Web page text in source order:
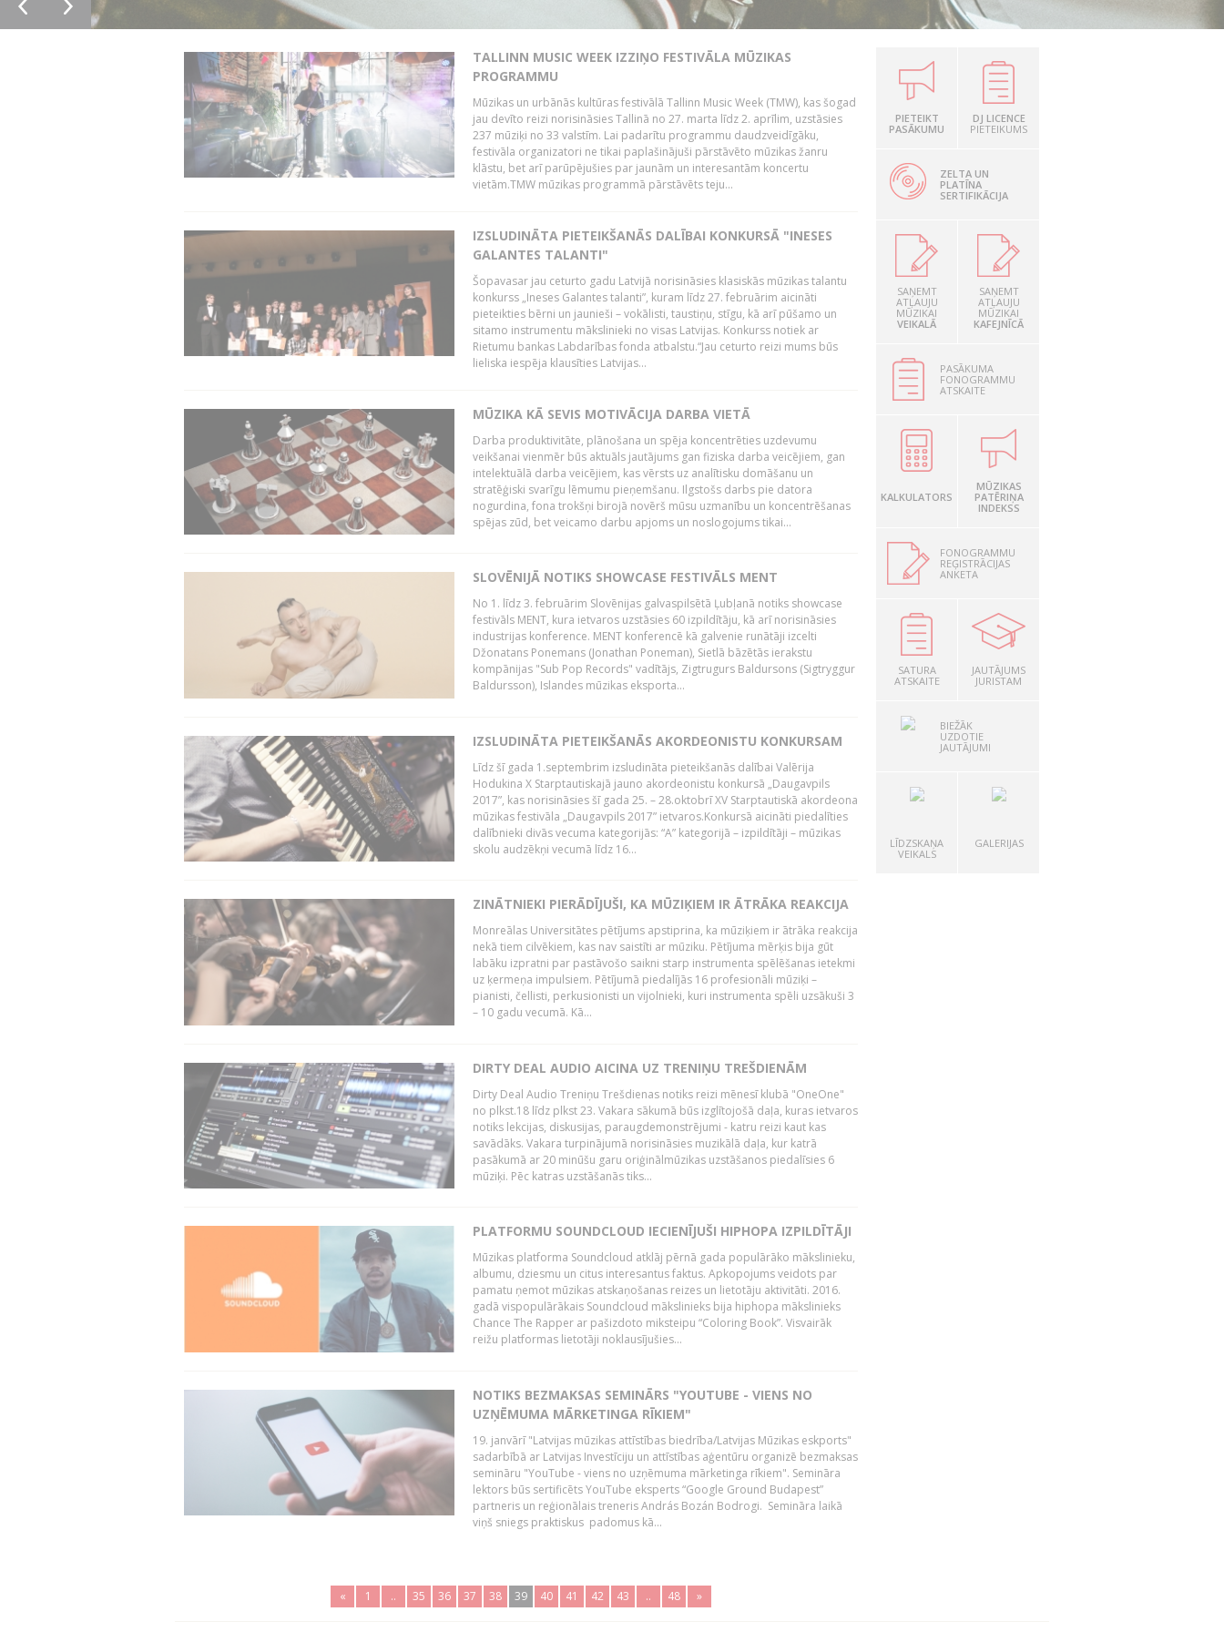
TALLINN MUSIC WEEK IZZIŅO FESTIVĀLA MŪZIKAS
PROGRAMMU
Mūzikas un urbānās kultūras festivālā Tallinn Music Week (TMW), kas šogad
jau devīto reizi norisināsies Tallinā no 27. marta līdz 2. aprīlim, uzstāsies
237 mūziķi no 33 valstīm. Lai padarītu programmu daudzveidīgāku,
festivāla organizatori ne tikai paplašinājuši pārstāvēto mūzikas žanru
klāstu, bet arī parūpējušies par jaunām un interesantām koncertu
vietām.TMW mūzikas programmā pārstāvēts teju...
IZSLUDINĀTA PIETEIKŠANĀS DALĪBAI KONKURSĀ "INESES
GALANTES TALANTI"
Šopavasar jau ceturto gadu Latvijā norisināsies klasiskās mūzikas talantu
konkurss „Ineses Galantes talanti”, kuram līdz 27. februārim aicināti
pieteikties bērni un jaunieši – vokālisti, taustiņu, stīgu, kā arī pūšamo un
sitamo instrumentu mākslinieki no visas Latvijas. Konkurss notiek ar
Rietumu bankas Labdarības fonda atbalstu.“Jau ceturto reizi mums būs
lieliska iespēja klausīties Latvijas...
MŪZIKA KĀ SEVIS MOTIVĀCIJA DARBA VIETĀ
Darba produktivitāte, plānošana un spēja koncentrēties uzdevumu
veikšanai vienmēr būs aktuāls jautājums gan fiziska darba veicējiem, gan
intelektuālā darba veicējiem, kas vērsts uz analītisku domāšanu un
stratēģiski svarīgu lēmumu pieņemšanu. Ilgstošs darbs pie datora
nogurdina, fona trokšņi birojā novērš mūsu uzmanību un koncentrēšanas
spējas zūd, bet veicamo darbu apjoms un noslogojums tikai...
SLOVĒNIJĀ NOTIKS SHOWCASE FESTIVĀLS MENT
No 1. līdz 3. februārim Slovēnijas galvaspilsētā Ļubļanā notiks showcase
festivāls MENT, kura ietvaros uzstāsies 60 izpildītāju, kā arī norisināsies
industrijas konference. MENT konferencē kā galvenie runātāji izcelti
Džonatans Ponemans (Jonathan Poneman), Sietlā bāzētās ierakstu
kompānijas "Sub Pop Records" vadītājs, Zigtrugurs Baldursons (Sigtryggur
Baldursson), Islandes mūzikas eksporta...
IZSLUDINĀTA PIETEIKŠANĀS AKORDEONISTU KONKURSAM
Līdz šī gada 1.septembrim izsludināta pieteikšanās dalībai Valērija
Hodukina X Starptautiskajā jauno akordeonistu konkursā „Daugavpils
2017”, kas norisināsies šī gada 25. – 28.oktobrī XV Starptautiskā akordeona
mūzikas festivāla „Daugavpils 2017” ietvaros.Konkursā aicināti piedalīties
dalībnieki divās vecuma kategorijās: “A” kategorijā – izpildītāji – mūzikas
skolu audzēkņi vecumā līdz 16...
ZINĀTNIEKI PIERĀDĪJUŠI, KA MŪZIĶIEM IR ĀTRĀKA REAKCIJA
Monreālas Universitātes pētījums apstiprina, ka mūziķiem ir ātrāka reakcija
nekā tiem cilvēkiem, kas nav saistīti ar mūziku. Pētījuma mērķis bija gūt
labāku izpratni par pastāvošo saikni starp instrumenta spēlēšanas ietekmi
uz ķermeņa impulsiem. Pētījumā piedalījās 16 profesionāli mūziķi –
pianisti, čellisti, perkusionisti un vijolnieki, kuri instrumenta spēli uzsākuši 3
– 10 gadu vecumā. Kā...
DIRTY DEAL AUDIO AICINA UZ TRENIŅU TREŠDIENĀM
Dirty Deal Audio Treniņu Trešdienas notiks reizi mēnesī klubā "OneOne"
no plkst.18 līdz plkst 23. Vakara sākumā būs izglītojošā daļa, kuras ietvaros
notiks lekcijas, diskusijas, paraugdemonstrējumi - katru reizi kaut kas
savādāks. Vakara turpinājumā norisināsies muzikālā daļa, kur katrā
pasākumā ar 20 minūšu garu oriģinālmūzikas uzstāšanos piedalīsies 6
mūziķi. Pēc katras uzstāšanās tiks...
PLATFORMU SOUNDCLOUD IECIENĪJUŠI HIPHOPA IZPILDĪTĀJI
Mūzikas platforma Soundcloud atklāj pērnā gada populārāko mākslinieku,
albumu, dziesmu un citus interesantus faktus. Apkopojums veidots par
pamatu ņemot mūzikas atskaņošanas reizes un lietotāju aktivitāti. 2016.
gadā vispopulārākais Soundcloud mākslinieks bija hiphopa mākslinieks
Chance The Rapper ar pašizdoto miksteipu “Coloring Book”. Visvairāk
reižu platformas lietotāji noklausījušies...
NOTIKS BEZMAKSAS SEMINĀRS "YOUTUBE - VIENS NO
UZŅĒMUMA MĀRKETINGA RĪKIEM"
19. janvārī "Latvijas mūzikas attīstības biedrība/Latvijas Mūzikas eskports"
sadarbībā ar Latvijas Investīciju un attīstības aģentūru organizē bezmaksas
semināru "YouTube - viens no uzņēmuma mārketinga rīkiem". Semināra
lektors būs sertificēts YouTube eksperts “Google Ground Budapest”
partneris un reģionālais treneris András Bozán Bodrogi. Semināra laikā
viņš sniegs praktiskus padomus kā...
« 1 .. 35 36 37 38 39 40 41 42 43 .. 48 »
PIETEIKT
PASĀKUMU
DJ LICENCE
PIETEIKUMS
ZELTA UN
PLATĪNA
SERTIFIKĀCIJA
SAŅEMT
ATĻAUJU
MŪZIKAI
VEIKALĀ
SAŅEMT
ATĻAUJU
MŪZIKAI
KAFEJNĪCĀ
PASĀKUMA
FONOGRAMMU
ATSKAITE
KALKULATORS
MŪZIKAS
PATĒRIŅA
INDEKSS
FONOGRAMMU
REĢISTRĀCIJAS
ANKETA
SATURA
ATSKAITE
JAUTĀJUMS
JURISTAM
BIEŽĀK
UZDOTIE
JAUTĀJUMI
LĪDZSKAŅA
VEIKALS
GALERIJAS